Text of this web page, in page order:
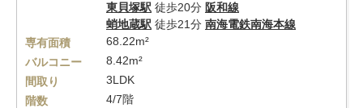
東貝塚駅 徒歩20分 阪和線
蛸地蔵駅 徒歩21分 南海電鉄南海本線
専有面積
68.22m²
バルコニー
8.42m²
間取り
3LDK
階数
4/7階